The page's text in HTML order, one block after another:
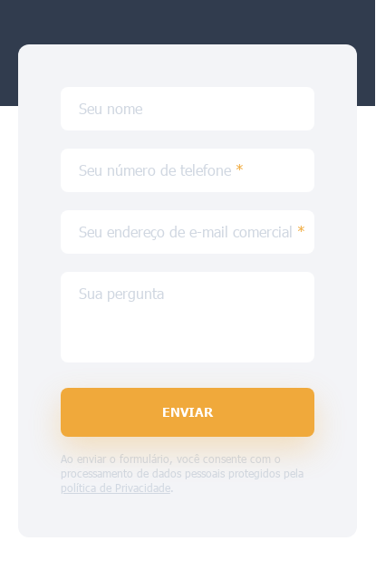
Seu nome
Seu número de telefone *
Seu endereço de e-mail comercial *
Sua pergunta
ENVIAR
Ao enviar o formulário, você consente com o
processamento de dados pessoais protegidos pela
política de Privacidade.